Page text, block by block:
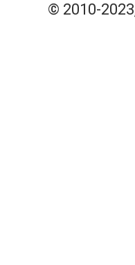
© 2010-